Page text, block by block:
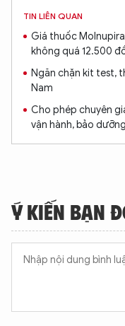
TIN LIÊN QUAN
Giá thuốc
không quá 12.500
Ngăn chặn kit test,
Nam
Cho phép chuyên
vận hành, bảo
Ý KIẾN BẠN